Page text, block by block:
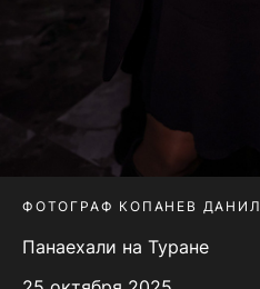
ФОТОГРАФ КОПАНЕВ ДАНИЛ
Панаехали на Туране